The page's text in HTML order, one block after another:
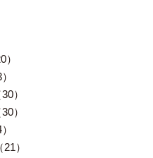
）
）
）